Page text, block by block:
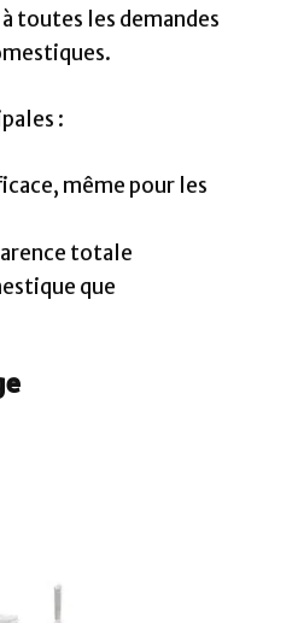
toutes les demandes
:
même pour les
totale
que